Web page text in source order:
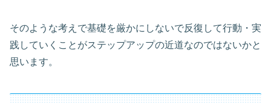
そのような考えで基礎を厳かにしないで反復して行動・実
践していくことがステップアップの近道なのではないかと
思います。